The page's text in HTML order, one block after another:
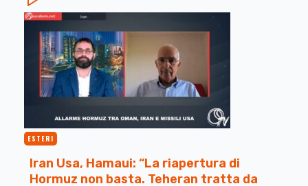
ESTERI
Iran Usa, Hamaui: “La riapertura di
Hormuz non basta. Teheran tratta da